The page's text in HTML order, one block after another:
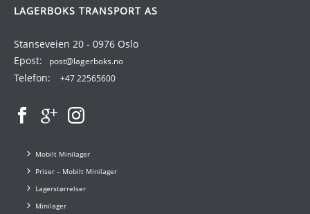
LAGERBOKS TRANSPORT AS
Stanseveien 20 - 0976 Oslo
Epost:
post@lagerboks.no
Telefon: +47 22565600
Mobilt Minilager
Priser – Mobilt Minilager
Lagerstørrelser
Minilager